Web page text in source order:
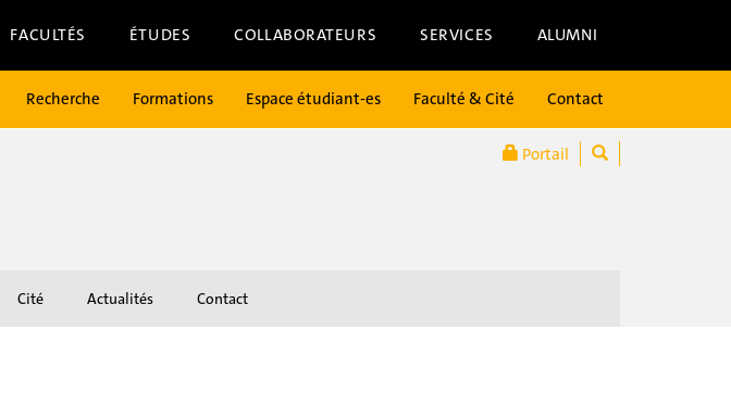
FACULTÉS ÉTUDES COLLABORATEURS SERVICES ALUMNI
Portail
Recherche Formations Espace étudiant-es Faculté & Cité Contact
Cité Actualités Contact